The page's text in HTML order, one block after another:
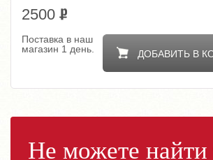
2500
ДОБАВИТЬ В
Поставка в наш
магазин 1 день.
Не можете найти